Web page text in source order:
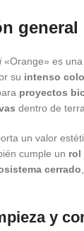
general
«Orange» es
su intenso
proyectos
dentro de
un valor
cumple un rol
cerrado
y